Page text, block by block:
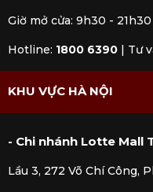
Giờ mở cửa: 9h30 - 21h30
Hotline: 1800 6390 Tư
KHU VỰC HÀ NỘI
- Chi nhánh Lotte Mall
Lầu 3, 272 Võ Chí Công,